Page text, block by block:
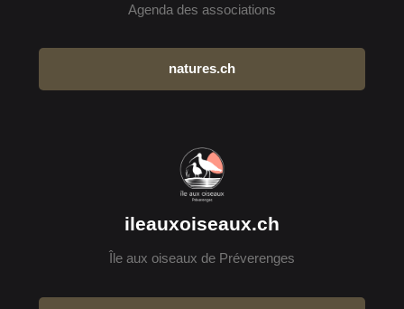
Agenda des associations
natures.ch
ileauxoiseaux.ch
Île aux oiseaux de Préverenges